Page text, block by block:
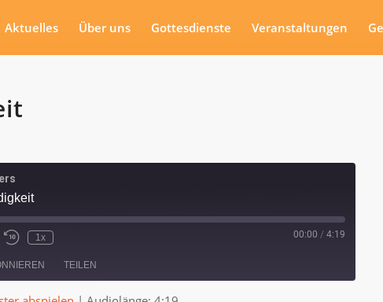
Aktuelles Über uns Gottesdienste Veranstaltungen
1x 00:00 / 4:19
TEILEN